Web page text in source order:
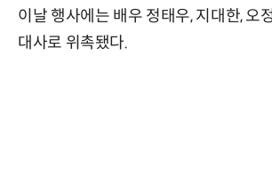
이날 행사에는 배우 정태우, 지대한, 오
대사로 위촉됐다.